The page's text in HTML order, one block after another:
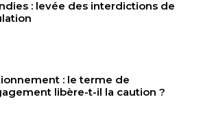
: levée des interdictions de
: le terme de
libère-t-il la caution ?